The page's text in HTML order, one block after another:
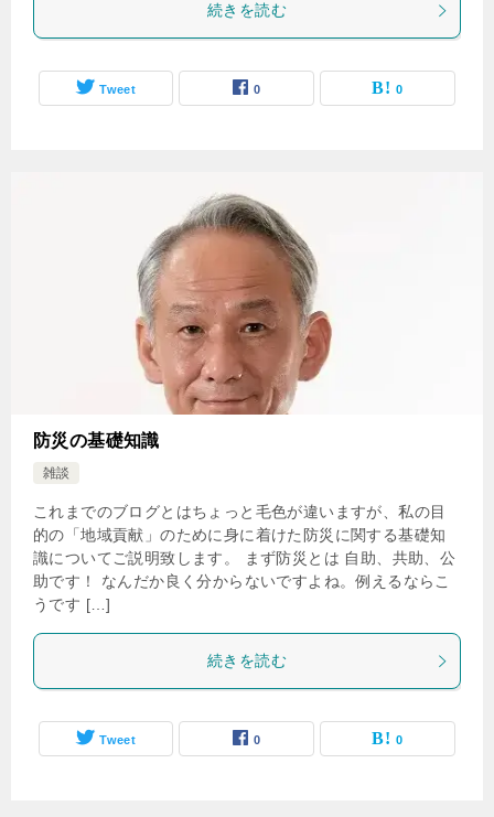
続きを読む
Tweet 0 0
防災の基礎知識
雑談
これまでのブログとはちょっと毛色が違いますが、私の目
的の「地域貢献」のために身に着けた防災に関する基礎知
識についてご説明致します。 まず防災とは 自助、共助、公
助です！ なんだか良く分からないですよね。例えるならこ
うです […]
続きを読む
Tweet 0 0